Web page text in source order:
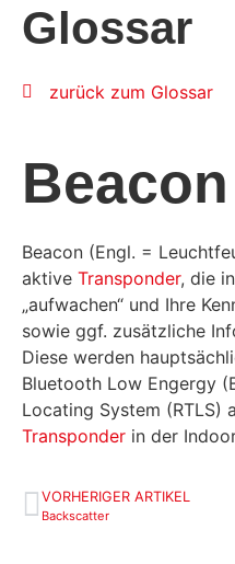
Glossar
zurück zum Glossar
Beacon
Beacon (Engl. =
aktive Transponder, die
„aufwachen“ und Ihre
sowie ggf. zusätzliche
Diese werden
Bluetooth Low Engergy
Locating System (RTLS)
Transponder in der
VORHERIGER ARTIKEL
Backscatter